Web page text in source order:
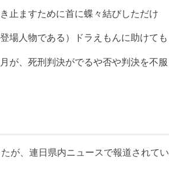
止ますために首に蝶々結びしただけ
場人物である）ドラえもんに助けて
が、死刑判決がでるや否や判決を不
が、連日県内ニュースで報道されて